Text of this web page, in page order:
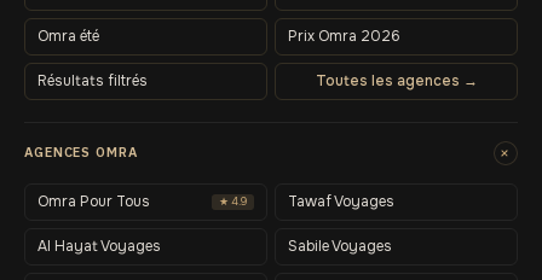
Omra été Prix Omra 2026
Résultats filtrés Toutes les agences →
AGENCES OMRA +
Omra Pour Tous ★ 4.9 Tawaf Voyages
Al Hayat Voyages Sabile Voyages